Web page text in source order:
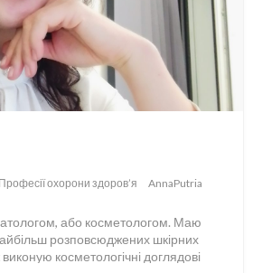
охорони здоров’я
AnnaPutria
або косметологом. Маю
розповсюджених шкірних
косметологічні доглядові